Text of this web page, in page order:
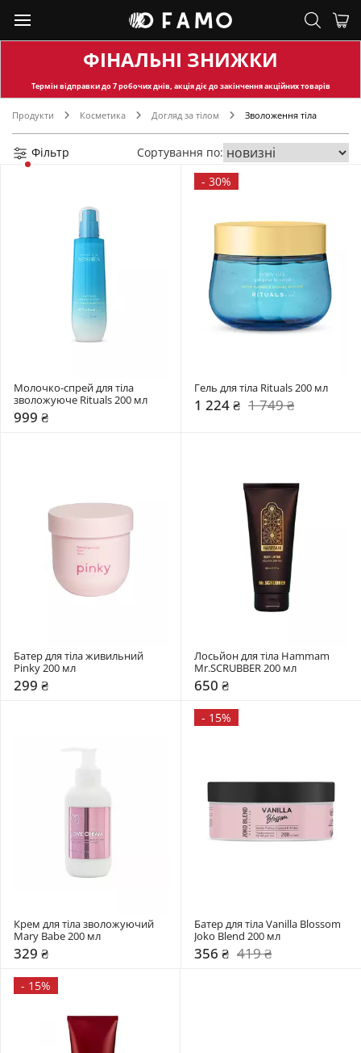
ФІНАЛЬНІ ЗНИЖКИ
Термін відправкидо 7 робочих днів, акція діє до закінчення акційних товарів
Продукти Косметика Догляд за тілом Зволоження тіла
Фільтр Сортування по:
Молочко-спрей для тіла
999 ₴
- 30%
1 224 ₴ 1 749 ₴
Батер для тіла живильний
299 ₴
Лосьйон для тіла Hammam
650 ₴
Крем для тіла зволожуючий
329 ₴
- 15%
Батер для тіла Vanilla Blossom
356 ₴ 419 ₴
- 15%